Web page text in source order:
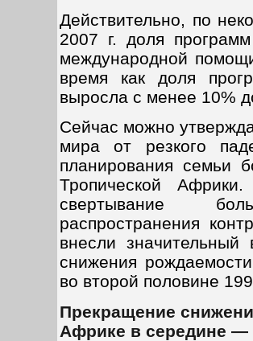
Действительно, по
2007 г. доля
международной
время как доля
выросла с менее 10%
Сейчас можно
мира от резкого
планирования семьи
Тропической
свертывание
распространения
внесли
снижения
во второй половине
Прекращение
Африке в середине —